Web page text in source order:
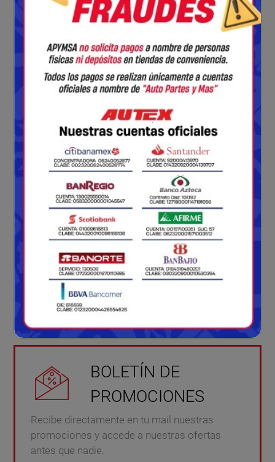
ALTERNADOR AUTOMOTRIZ DELCO
21SI SAEJ 180 BI 12V 130A
KENWORTH VALUE STARTER 7681
NUESTRAS MARCAS
BOLETÍN DE
PROMOCIONES
Recibe directamente en tu mail nuestras
promociones y accede a nuestras ofertas
antes que nadie.